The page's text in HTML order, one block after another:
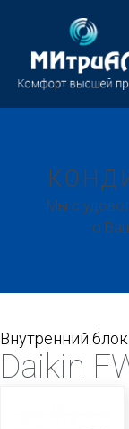
Мы с
о
Внутренний блок
Daikin